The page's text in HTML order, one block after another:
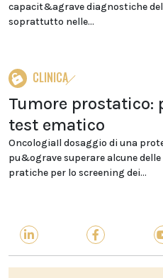
capacit&agrave diagnostiche
soprattutto nelle...
CLINICA
Tumore prostatico:
test ematico
OncologiaIl dosaggio di una
pu&ograve superare alcune
pratiche per lo screening dei...